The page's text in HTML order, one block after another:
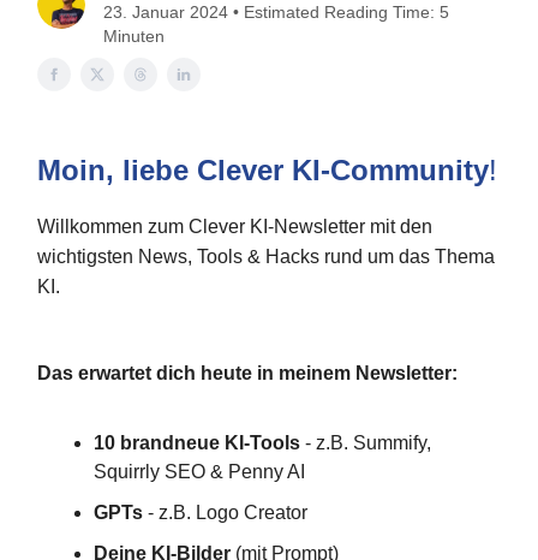
23. Januar 2024 • Estimated Reading Time: 5
Minuten
Moin, liebe Clever KI-Community!
Willkommen zum Clever KI-Newsletter mit den
wichtigsten News, Tools & Hacks rund um das Thema
KI.
Das erwartet dich heute in meinem Newsletter:
10 brandneue KI-Tools - z.B. Summify,
Squirrly SEO & Penny AI
GPTs - z.B. Logo Creator
Deine KI-Bilder (mit Prompt)